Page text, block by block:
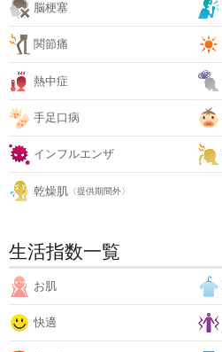
脳梗塞
関節痛
熱中症
手足口病
インフルエンザ
乾燥肌 〈提供期間外〉
生活指数一覧
お肌
快適